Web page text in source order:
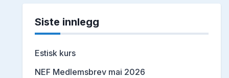
Siste innlegg
Estisk kurs
NEF Medlemsbrev mai 2026